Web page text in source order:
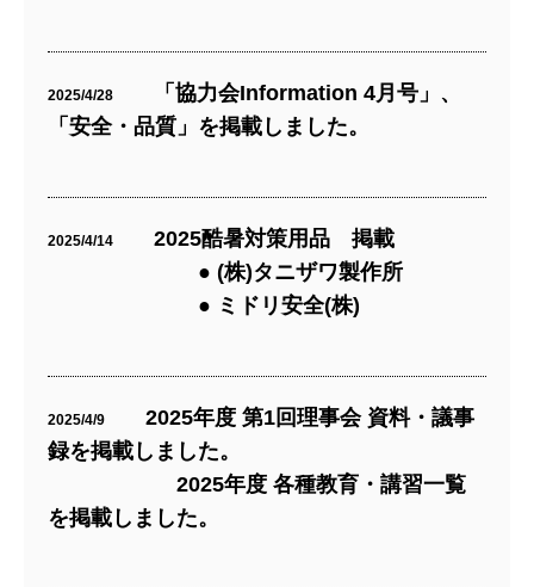
2025/4/28
「協力会Information 4月号」、
「安全・品質」を掲載しました。
2025/4/14
2025酷暑対策用品 掲載
● (株)タニザワ製作所
● ミドリ安全(株)
2025/4/9
2025年度 第1回理事会 資料・議事
録を掲載しました。
2025年度 各種教育・講習一覧
を掲載しました。